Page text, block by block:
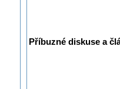
Příbuzné diskuse a